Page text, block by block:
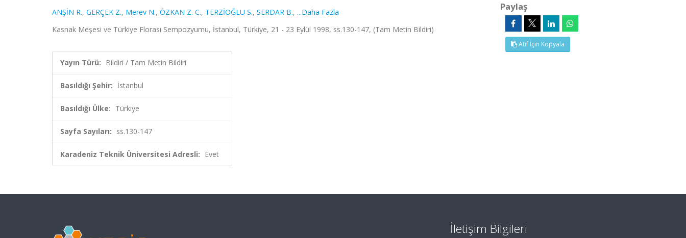
ANŞİN R., GERÇEK Z., Merev N., ÖZKAN Z. C., TERZİOĞLU S., SERDAR B., ...Daha Fazla
Kasnak Meşesi ve Türkiye Florası Sempozyumu, İstanbul, Türkiye, 21 - 23 Eylül 1998, ss.130-147, (Tam Metin Bildiri)
Yayın Türü: Bildiri / Tam Metin Bildiri
Basıldığı Şehir: İstanbul
Basıldığı Ülke: Türkiye
Sayfa Sayıları: ss.130-147
Karadeniz Teknik Üniversitesi Adresli: Evet
Paylaş
Atıf İçin Kopyala
İletişim Bilgileri